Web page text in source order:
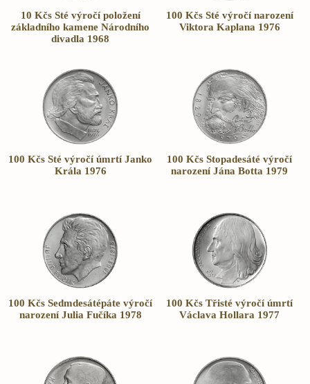
10 Kčs Sté výročí položení
základního kamene Národního
divadla 1968
100 Kčs Sté výročí narození
Viktora Kaplana 1976
100 Kčs Sté výročí úmrtí Janko
Krála 1976
100 Kčs Stopadesáté výročí
narození Jána Botta 1979
100 Kčs Sedmdesátépáte výročí
narození Julia Fučíka 1978
100 Kčs Třisté výročí úmrtí
Václava Hollara 1977